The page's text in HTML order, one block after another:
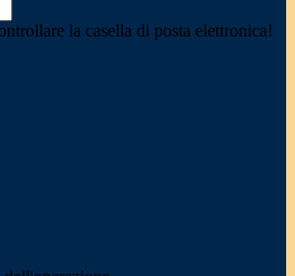
la casella di posta elettronica!